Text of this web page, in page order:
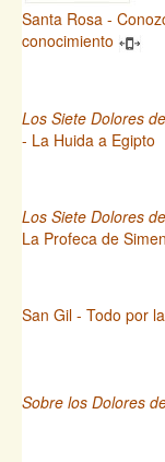
Santa Rosa -
conocimiento
Los Siete Dolores
- La Huida a Egipto
Los Siete Dolores
La Profeca de Simen
San Gil - Todo por
Sobre los Dolores